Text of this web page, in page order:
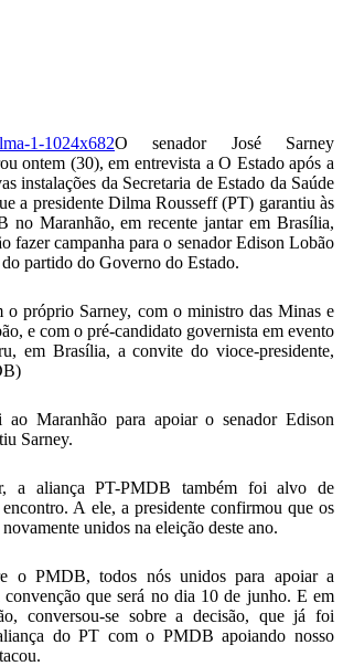
O senador José Sarney
ontem (30), em entrevista a O Estado após a
instalações da Secretaria de Estado da Saúde
a presidente Dilma Rousseff (PT) garantiu às
no Maranhão, em recente jantar em Brasília,
fazer campanha para o senador Edison Lobão
partido do Governo do Estado.
o próprio Sarney, com o ministro das Minas e
e com o pré-candidato governista em evento
em Brasília, a convite do vioce-presidente,
Maranhão para apoiar o senador Edison
Sarney.
a aliança PT-PMDB também foi alvo de
A ele, a presidente confirmou que os
unidos na eleição deste ano.
o PMDB, todos nós unidos para apoiar a
que será no dia 10 de junho. E em
conversou-se sobre a decisão, que já foi
do PT com o PMDB apoiando nosso